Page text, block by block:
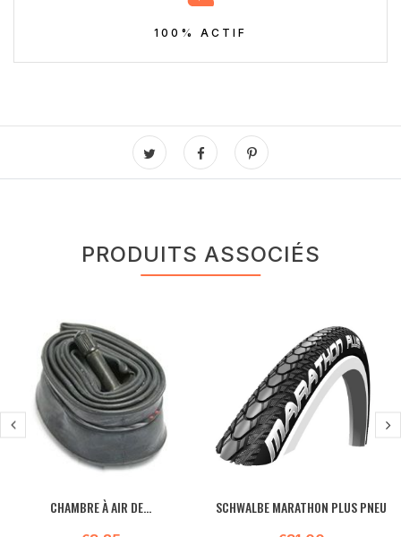
100% ACTIF
PRODUITS ASSOCIÉS
CHAMBRE À AIR DE... SCHWALBE MARATHON PLUS PNEU